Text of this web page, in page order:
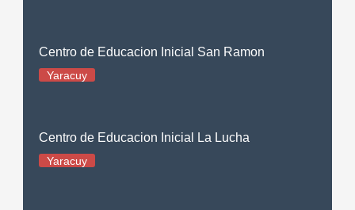
Centro de Educacion Inicial San Ramon
Yaracuy
Centro de Educacion Inicial La Lucha
Yaracuy